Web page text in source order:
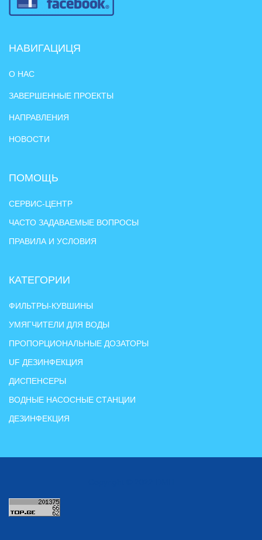
НАВИГАЦИЦЯ
О НАС
ЗАВЕРШЕННЫЕ ПРОЕКТЫ
НАПРАВЛЕНИЯ
НОВОСТИ
ПОМОЩЬ
СЕРВИС-ЦЕНТР
ЧАСТО ЗАДАВАЕМЫЕ ВОПРОСЫ
ПРАВИЛА И УСЛОВИЯ
КАТЕГОРИИ
ФИЛЬТРЫ-КУВШИНЫ
УМЯГЧИТЕЛИ ДЛЯ ВОДЫ
ПРОПОРЦИОНАЛЬНЫЕ ДОЗАТОРЫ
UF ДЕЗИНФЕКЦИЯ
ДИСПЕНСЕРЫ
ВОДНЫЕ НАСОСНЫЕ СТАНЦИИ
ДЕЗИНФЕКЦИЯ